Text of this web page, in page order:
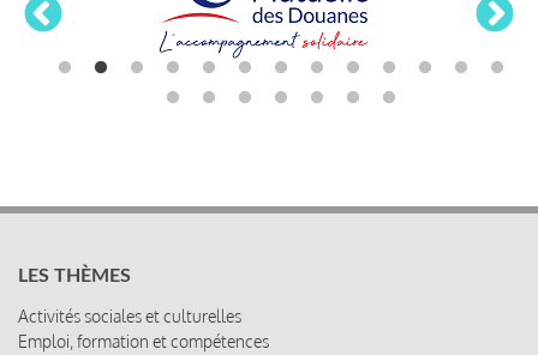
LES THÈMES
Activités sociales et culturelles
Emploi, formation et compétences